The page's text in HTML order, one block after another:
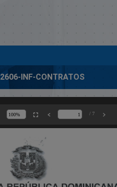
2606-INF-CONTRATOS